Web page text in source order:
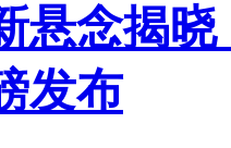
悬念揭
发布